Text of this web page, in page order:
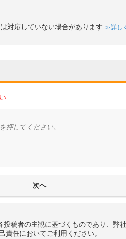
対応していない場合があります 詳し
稿者の主観に基づくものであり、弊
責任においてご利用ください。